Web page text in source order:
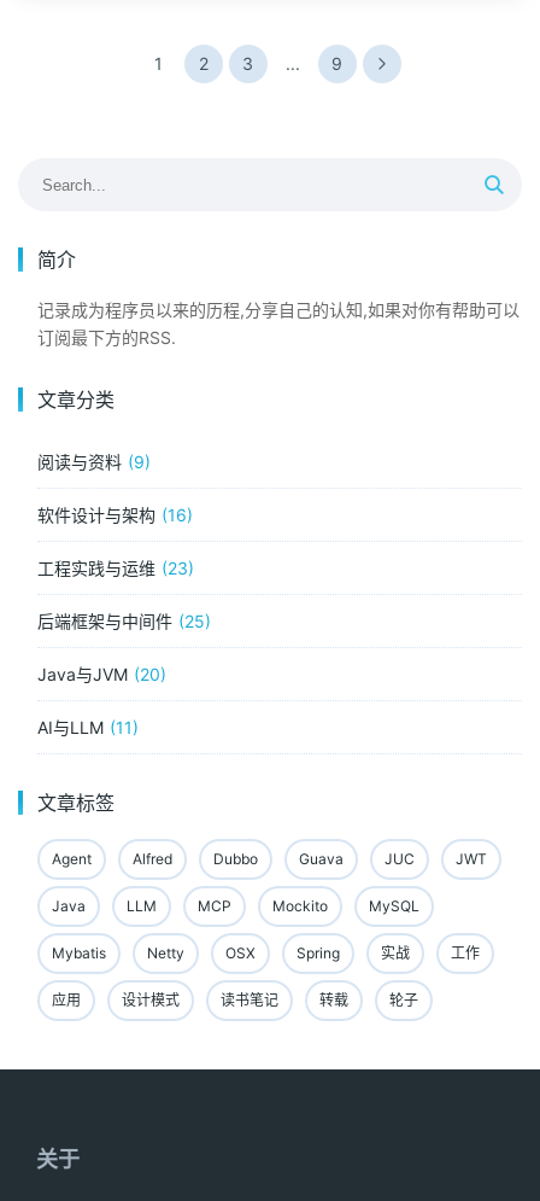
1 2 3 ... 9
简介
记录成为程序员以来的历程,分享自己的认知,如果对你有帮助可以
订阅最下方的RSS.
文章分类
阅读与资料 9
软件设计与架构 16
工程实践与运维 23
后端框架与中间件 25
Java与JVM 20
AI与LLM 11
文章标签
Agent Alfred Dubbo Guava JUC JWT
Java LLM MCP Mockito MySQL
Mybatis Netty OSX Spring 实战 工作
应用 设计模式 读书笔记 转载 轮子
关于